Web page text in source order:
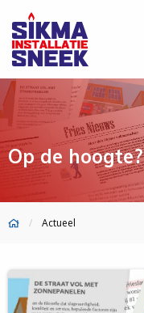
Op de hoogte?
Actueel